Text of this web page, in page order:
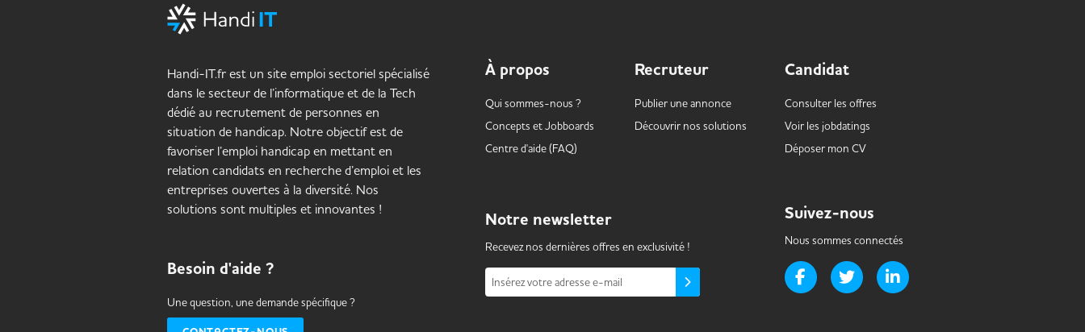
Handi-IT.fr est un site emploi sectoriel spécialisé
dans le secteur de l’informatique et de la Tech
dédié au recrutement de personnes en
situation de handicap. Notre objectif est de
favoriser l’emploi handicap en mettant en
relation candidats en recherche d’emploi et les
entreprises ouvertes à la diversité. Nos
solutions sont multiples et innovantes !
Besoin d'aide ?
Une question, une demande spécifique ?
À propos
Qui sommes-nous ?
Concepts etJobboards
Centre d'aide (FAQ)
Recruteur
Publier une annonce
Découvrir nos solutions
Candidat
Consulter les offres
Voir les jobdatings
Déposer mon CV
Notre newsletter
Recevez nos dernières offres en exclusivité !
Insérez votre adresse e-mail
Suivez-nous
Nous sommes connectés
Page Facebook de Handi-it
Page Twitter de Handi-it